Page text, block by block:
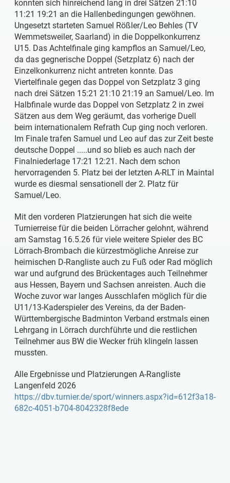
konnten sich hinreichend lang in drei Sätzen 21:10
11:21 19:21 an die Hallenbedingungen gewöhnen.
Ungesetzt starteten Samuel Rößler/Leo Behles (TV
Wemmetsweiler, Saarland) in die Doppelkonkurrenz
U15. Das Achtelfinale ging kampflos an Samuel/Leo,
da das gegnerische Doppel (Setzplatz 6) nach der
Einzelkonkurrenz nicht antreten konnte. Das
Viertelfinale gegen das Doppel von Setzplatz 3 ging
nach drei Sätzen 15:21 21:10 21:19 an Samuel/Leo. Im
Halbfinale wurde das Doppel von Setzplatz 2 in zwei
Sätzen aus dem Weg geräumt, das vorherige Duell
beim internationalem Refrath Cup ging noch verloren.
Im Finale trafen Samuel und Leo auf das zur Zeit beste
deutsche Doppel .....und so blieb es auch nach der
Finalniederlage 17:21 12:21. Nach dem schon
hervorragenden 5. Platz bei der letzten A-RLT in Maintal
wurde es diesmal sensationell der 2. Platz für
Samuel/Leo.
Mit den vorderen Platzierungen hat sich die weite
Turnierreise für die beiden Lörracher gelohnt, während
am Samstag 16.5.26 für viele weitere Spieler des BC
Lörrach-Brombach die kürzestmögliche Anreise zur
heimischen D-Rangliste auch zu Fuß oder Rad möglich
war und aufgrund des Brückentages auch Teilnehmer
aus Hessen, Bayern und Sachsen anreisten. Auch die
Woche zuvor war langes Ausschlafen möglich für die
U11/13-Kaderspieler des Vereins, da der Baden-
Württembergische Badminton Verband erstmals einen
Lehrgang in Lörrach durchführte und die restlichen
Teilnehmer aus BW die Wecker früh klingeln lassen
mussten.
Alle Ergebnisse und Platzierungen A-Rangliste
Langenfeld 2026
https://dbv.turnier.de/sport/winners.aspx?id=612f3a18-
682c-4051-b704-8042328f8ede